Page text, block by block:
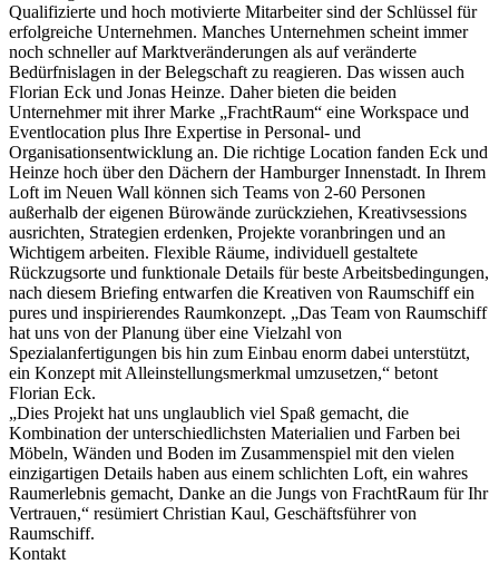
Qualifizierte und hoch motivierte Mitarbeiter sind der Schlüssel für
erfolgreiche Unternehmen. Manches Unternehmen scheint immer
noch schneller auf Marktveränderungen als auf veränderte
Bedürfnislagen in der Belegschaft zu reagieren. Das wissen auch
Florian Eck und Jonas Heinze. Daher bieten die beiden
Unternehmer mit ihrer Marke „FrachtRaum“ eine Workspace und
Eventlocation plus Ihre Expertise in Personal- und
Organisationsentwicklung an. Die richtige Location fanden Eck und
Heinze hoch über den Dächern der Hamburger Innenstadt. In Ihrem
Loft im Neuen Wall können sich Teams von 2-60 Personen
außerhalb der eigenen Bürowände zurückziehen, Kreativsessions
ausrichten, Strategien erdenken, Projekte voranbringen und an
Wichtigem arbeiten. Flexible Räume, individuell gestaltete
Rückzugsorte und funktionale Details für beste Arbeitsbedingungen,
nach diesem Briefing entwarfen die Kreativen von Raumschiff ein
pures und inspirierendes Raumkonzept. „Das Team von Raumschiff
hat uns von der Planung über eine Vielzahl von
Spezialanfertigungen bis hin zum Einbau enorm dabei unterstützt,
ein Konzept mit Alleinstellungsmerkmal umzusetzen,“ betont
Florian Eck.
„Dies Projekt hat uns unglaublich viel Spaß gemacht, die
Kombination der unterschiedlichsten Materialien und Farben bei
Möbeln, Wänden und Boden im Zusammenspiel mit den vielen
einzigartigen Details haben aus einem schlichten Loft, ein wahres
Raumerlebnis gemacht, Danke an die Jungs von FrachtRaum für Ihr
Vertrauen,“ resümiert Christian Kaul, Geschäftsführer von
Raumschiff.
Kontakt